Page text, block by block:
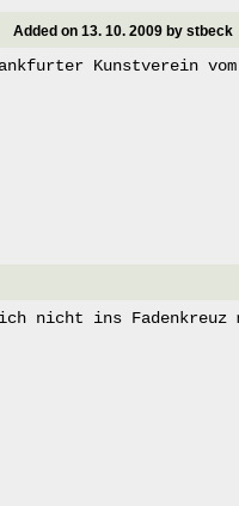
Added on 13. 10. 2009 by stbeck
Kunstverein
nicht ins Fadenkreuz